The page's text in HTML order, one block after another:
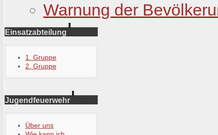
Warnung der
Einsatzabteilung
1. Gruppe
2. Gruppe
Jugendfeuerwehr
Über uns